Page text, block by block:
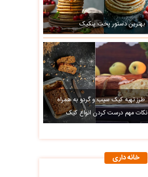
بهترین دستور پخت پنکیک
طرز تهیه کیک سیب و گردو به همراه
نکات مهم درست کردن انواع کیک
خانه داری